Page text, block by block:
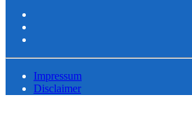
Impressum
Disclaimer